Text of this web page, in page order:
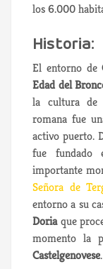
los 6.000
Historia:
El entorno de
Edad del
la cultura de
romana fue
activo puerto.
fue
importante
Señora de
entorno a su
Doriaque
momento la
Castelgenovese.